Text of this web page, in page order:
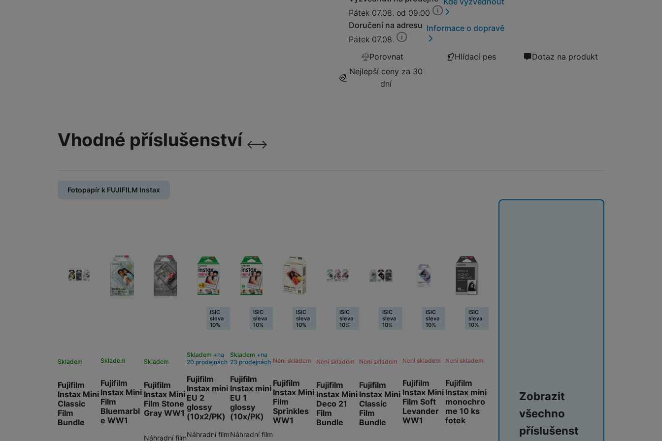
Jednorázové fotoaparáty
Outdoorové kamery Dalekohledy
Pátek 07.08. od 09:00
Doručení na adresu
Pátek 07.08.
Informace o dopravě
Porovnat Hlídací pes
Dotaz na produkt
Nejlepší ceny za 30
dní
Vhodné příslušenství
Fotopapír k FUJIFILM Instax
Fujifilm
Instax Mini
Classic
Film
Bundle
Skladem
Fujifilm
Instax Mini
Film
Bluemarbl
e WW1
Skladem
Fujifilm
Instax Mini
Film Stone
Gray WW1
Skladem
Náhradní film
Fujifilm
Instax mini
EU 2
glossy
(10x2/PK)
Skladem
na
20 prodejnách
ISIC
sleva
10%
Náhradní film
Fujifilm
Instax mini
EU 1
glossy
(10x/PK)
Skladem
na
23 prodejnách
ISIC
sleva
10%
Náhradní film
Fujifilm
Instax Mini
Film
Sprinkles
WW1
Není skladem
ISIC
sleva
10%
Fujifilm
Instax Mini
Deco 21
Film
Bundle
Není skladem
ISIC
sleva
10%
Fujifilm
Instax Mini
Classic
Film
Bundle
Není skladem
ISIC
sleva
10%
Fujifilm
Instax Mini
Film Soft
Levander
WW1
Není skladem
ISIC
sleva
10%
Fujifilm
Instax mini
monochro
me 10 ks
fotek
Není skladem
ISIC
sleva
10%
Zobrazit
všechno
příslušenst